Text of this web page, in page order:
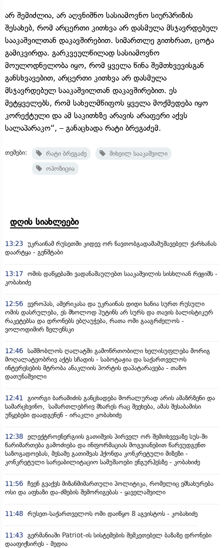
არ შემიძლია, არ აღვნიშნო სასიამოვნო სიურპრიზის
შესახებ, რომ არცერთი კითხვა არ დასმულა მსჯავრდებულ
სააკაშვილთან დაკავშირებით. სიმართლე გითხრათ, ცოტა
გამიკვირდა. გარკვეულწილად სასიამოვნო
მოულოდნელობა იყო, რომ ყველა წინა შემთხვევისგან
განსხვავებით, არცერთი კითხვა არ დასმულა
მსჯავრდებულ სააკაშვილთან დაკავშირებით. ეს
მეტყველებს, რომ სახელმწიფოს ყველა მოქმედება იყო
კორექტული და ამ საკითხზე არავის არაფერი აქვს
სალაპარაკო“, – განაცხადა რატი ბრეგაძემ.
თემები: რატი ბრეგაძე
მიხეილ სააკაშვილი
ოპოზიცია
დღის სიახლეები
13:23 უკრაინამ რუსეთში კიდევ ორ ნავთობგადამამუშავებელ ქარხანას
დაარტყა - გენშტაბი
13:17 ომის დაწყებაში ვადანაშაულებთ სააკაშვილის სისხლიან რეჟიმს -
კობახიძე
12:56 ევროპას, ამერიკასა და უკრაინას დიდი ხანია სურთ რუსული
ომის დასრულება, ეს მხოლოდ პუტინს არ სურს და თავის ბალისტიკურ
რაკეტებსა და დრონებს ებღაუჭება, რათა ომი გააგრძელოს -
ვოლოდიმირ ზელენსკი
12:46 სამშობლოს ღალატში გამოწრთობილი ხელისუფლება მორიგ
მოღალატეობრივ აქტს სჩადის - საბოტაჟია და საქართველოს
ინტერესების მტრობა ანაკლიის პორტის დაპატარავება - თაზო
დათუნაშვილი
12:41
გიორგი ბარამიძის განცხადება მორალურად არის ამაზრზენი და
სამარცხვინო, სამართლებრივ მხარეს რაც შეეხება, ამას შესაბამისი
უწყებები დაადგენენ - ირაკლი კობახიძე
12:38 ელექტროენერგიის გათიშვის პირველ ორ შემთხვევაზე სუს-ში
წარიმართება გამოძიება და ინფორმაციას მოგვიანებით წარვუდგენთ
საზოგადოებას, მესამე გათიშვას ჰქონდა კონკრეტული მიზეზი -
კონკრეტული სარეაბილიტაციო სამუშაოები ენგურჰესზე - კობახიძე
11:56 ჩვენ გვაქვს მიზანმიმართული პოლიტიკა, რომელიც ემსახურება
ოსი და აფხაზი და-ძმების შემორიგებას - ყაველაშვილი
11:48 რუსეთ-საქართველოს ომი დაიწყო 8 აგვისტოს - კობახიძე
11:43 გერმანიაში Patriot-ის სისტემების შემკეთებელ ბაზაზე დრონები
დააფიქსირეს - მედია